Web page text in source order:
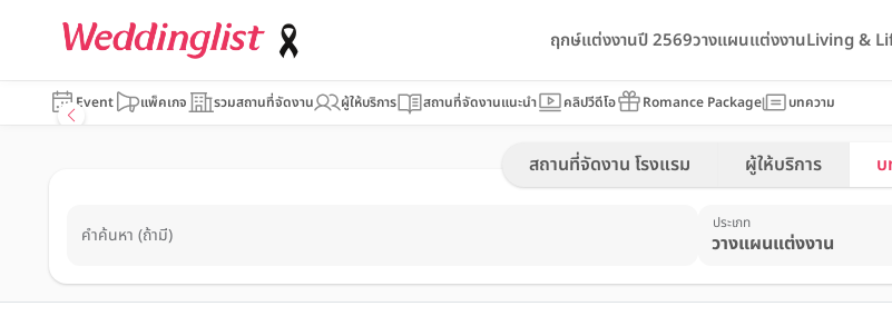
ฤกษ์แต่งงานปี 2569วางแผนแต่งงานLiving &
Event แพ็คเกจ รวมสถานที่จัดงาน ผู้ให้บริการ สถานที่จัดงานแนะนำ คลิปวีดีโอ Romance Package บทความ
สถานที่จัดงาน โรงแรม ผู้ให้บริการ บ
คำค้นหา (ถ้ามี)
ประเภท